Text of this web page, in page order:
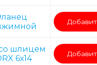
шлицем
6х14